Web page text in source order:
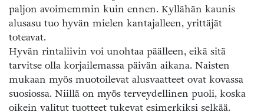
paljon avoimemmin kuin ennen. Kyllähän kaunis
alusasu tuo hyvän mielen kantajalleen, yrittäjät
toteavat.
Hyvän rintaliivin voi unohtaa päälleen, eikä sitä
tarvitse olla korjailemassa päivän aikana. Naisten
mukaan myös muotoilevat alusvaatteet ovat kovassa
suosiossa. Niillä on myös terveydellinen puoli, koska
oikein valitut tuotteet tukevat esimerkiksi selkää.